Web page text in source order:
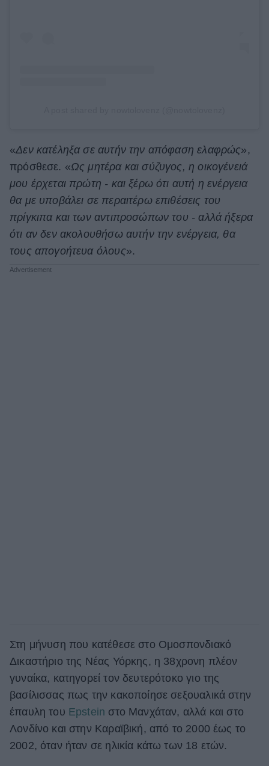
«Δεν κατέληξα σε αυτήν την απόφαση ελαφρώς»,
πρόσθεσε. «Ως μητέρα και σύζυγος, η οικογένειά
μου έρχεται πρώτη - και ξέρω ότι αυτή η ενέργεια
θα με υποβάλει σε περαιτέρω επιθέσεις του
πρίγκιπα και των αντιπροσώπων του - αλλά ήξερα
ότι αν δεν ακολουθήσω αυτήν την ενέργεια, θα
τους απογοήτευα όλους».
Στη μήνυση που κατέθεσε στο Ομοσπονδιακό
Δικαστήριο της Νέας Υόρκης, η 38χρονη πλέον
γυναίκα, κατηγορεί τον δευτερότοκο γιο της
βασίλισσας πως την κακοποίησε σεξουαλικά στην
έπαυλη του Epstein στο Μανχάταν, αλλά και στο
Λονδίνο και στην Καραϊβική, από το 2000 έως το
2002, όταν ήταν σε ηλικία κάτω των 18 ετών.